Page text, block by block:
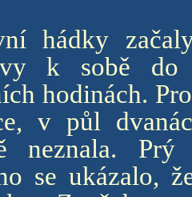
hádky
k sobě do
hodinách.
v půl
neznala.
se ukázalo,